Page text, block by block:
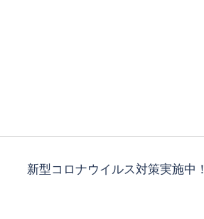
新型コロナウイルス対策実施中！